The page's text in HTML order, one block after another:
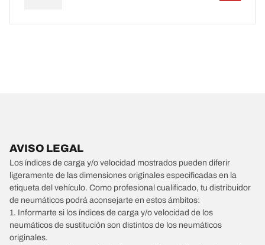
AVISO LEGAL
Los índices de carga y/o velocidad mostrados pueden diferir
ligeramente de las dimensiones originales especificadas en la
etiqueta del vehículo. Como profesional cualificado, tu distribuidor
de neumáticos podrá aconsejarte en estos ámbitos:
1. Informarte si los índices de carga y/o velocidad de los
neumáticos de sustitución son distintos de los neumáticos
originales.